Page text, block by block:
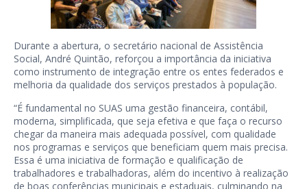
Durante a abertura, o secretário nacional de Assistência
Social, André Quintão, reforçou a importância da iniciativa
como instrumento de integração entre os entes federados e
melhoria da qualidade dos serviços prestados à população.
“É fundamental no SUAS uma gestão financeira, contábil,
moderna, simplificada, que seja efetiva e que faça o recurso
chegar da maneira mais adequada possível, com qualidade
nos programas e serviços que beneficiam quem mais precisa.
Essa é uma iniciativa de formação e qualificação de
trabalhadores e trabalhadoras, além do incentivo à realização
de boas conferências municipais e estaduais, culminando na